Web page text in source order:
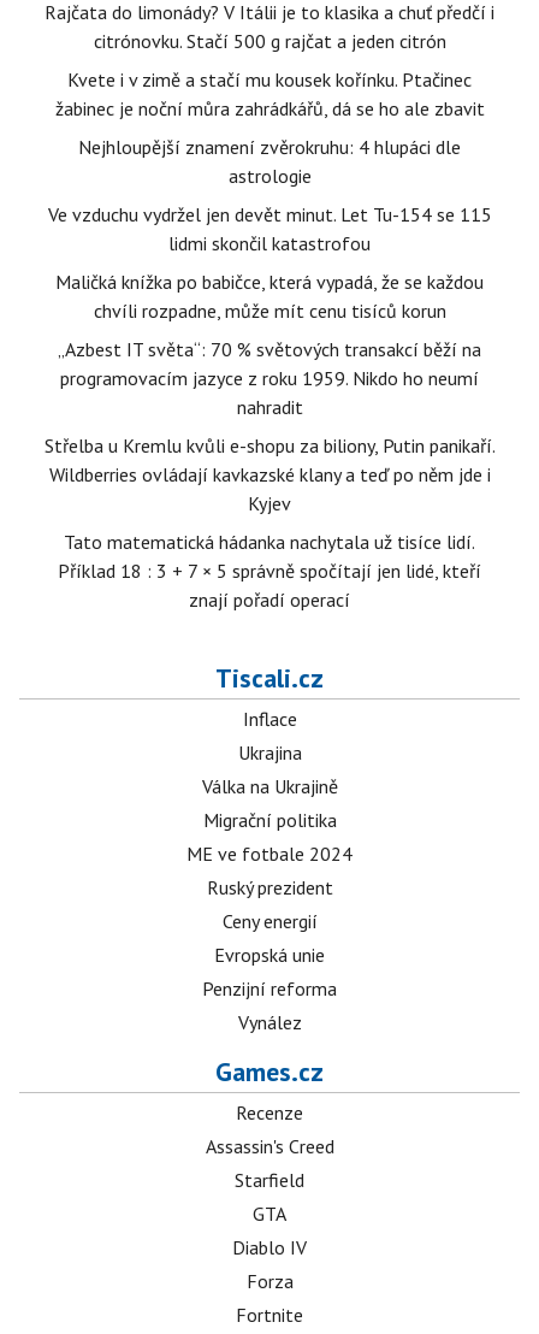
Rajčata do limonády? V Itálii je to klasika a chuť předčí i
citrónovku. Stačí 500 g rajčat a jeden citrón
Kvete i v zimě a stačí mu kousek kořínku. Ptačinec
žabinec je noční můra zahrádkářů, dá se ho ale zbavit
Nejhloupější znamení zvěrokruhu: 4 hlupáci dle
astrologie
Ve vzduchu vydržel jen devět minut. Let Tu-154 se 115
lidmi skončil katastrofou
Maličká knížka po babičce, která vypadá, že se každou
chvíli rozpadne, může mít cenu tisíců korun
„Azbest IT světa“: 70 % světových transakcí běží na
programovacím jazyce z roku 1959. Nikdo ho neumí
nahradit
Střelba u Kremlu kvůli e-shopu za biliony, Putin panikaří.
Wildberries ovládají kavkazské klany a teď po něm jde i
Kyjev
Tato matematická hádanka nachytala už tisíce lidí.
Příklad 18 : 3 + 7 × 5 správně spočítají jen lidé, kteří
znají pořadí operací
Tiscali.cz
Inflace
Ukrajina
Válka na Ukrajině
Migrační politika
ME ve fotbale 2024
Ruský prezident
Ceny energií
Evropská unie
Penzijní reforma
Vynález
Games.cz
Recenze
Assassin's Creed
Starfield
GTA
Diablo IV
Forza
Fortnite